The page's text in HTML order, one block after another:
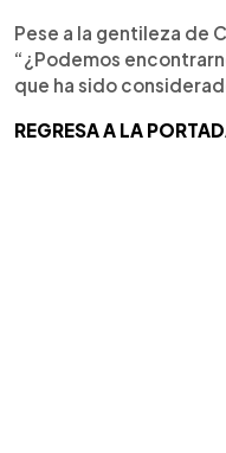
Pese a la gentileza de
“¿Podemos
que ha sido
REGRESA A LA